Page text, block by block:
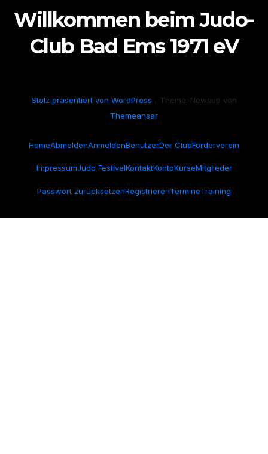
Willkommen beim Judo-
Club Bad Ems 1971 eV
Stolz präsentiert von WordPress
Theme: Newsup von
Themeansar
HomeAbmeldenAnmeldenBenutzerDer ClubFörderverein
ImpressumJudo FestivalKontaktKontoKurseMitglieder
Passwort zurücksetzenRegistrierenTermineTraining